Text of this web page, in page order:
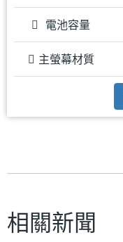
電池容量
主螢幕材質
相關新聞